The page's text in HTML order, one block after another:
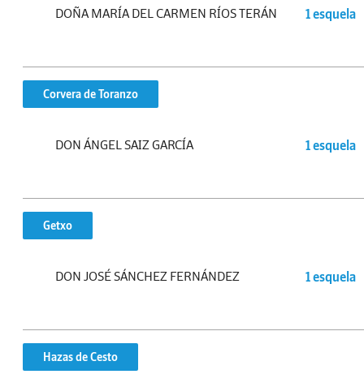
DOÑA MARÍA DEL CARMEN RÍOS TERÁN 1 esquela
Corvera de Toranzo
DON ÁNGEL SAIZ GARCÍA 1 esquela
Getxo
DON JOSÉ SÁNCHEZ FERNÁNDEZ 1 esquela
Hazas de Cesto